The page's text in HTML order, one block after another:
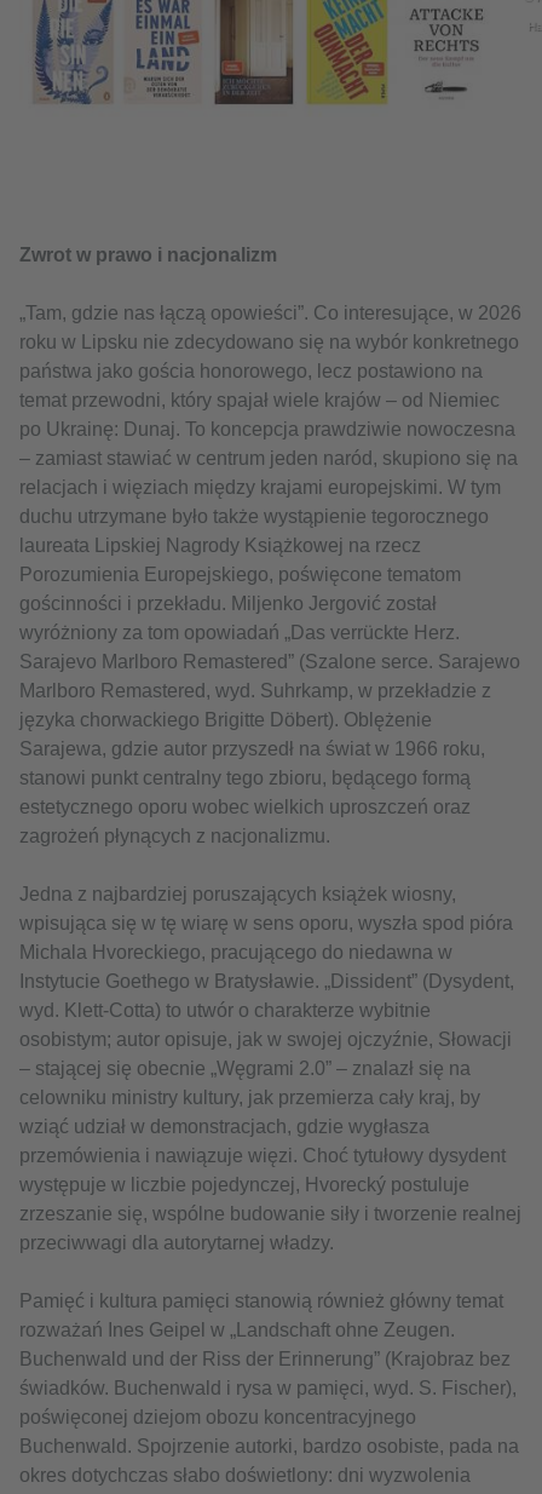
Zwrot w prawo i nacjonalizm
„Tam, gdzie nas łączą opowieści”. Co interesujące, w 2026
roku w Lipsku nie zdecydowano się na wybór konkretnego
państwa jako gościa honorowego, lecz postawiono na
temat przewodni, który spajał wiele krajów – od Niemiec
po Ukrainę: Dunaj. To koncepcja prawdziwie nowoczesna
– zamiast stawiać w centrum jeden naród, skupiono się na
relacjach i więziach między krajami europejskimi. W tym
duchu utrzymane było także wystąpienie tegorocznego
laureata Lipskiej Nagrody Książkowej na rzecz
Porozumienia Europejskiego, poświęcone tematom
gościnności i przekładu. Miljenko Jergović został
wyróżniony za tom opowiadań „Das verrückte Herz.
Sarajevo Marlboro Remastered” (Szalone serce. Sarajewo
Marlboro Remastered, wyd. Suhrkamp, w przekładzie z
języka chorwackiego Brigitte Döbert). Oblężenie
Sarajewa, gdzie autor przyszedł na świat w 1966 roku,
stanowi punkt centralny tego zbioru, będącego formą
estetycznego oporu wobec wielkich uproszczeń oraz
zagrożeń płynących z nacjonalizmu.
Jedna z najbardziej poruszających książek wiosny,
wpisująca się w tę wiarę w sens oporu, wyszła spod pióra
Michala Hvoreckiego, pracującego do niedawna w
Instytucie Goethego w Bratysławie. „Dissident” (Dysydent,
wyd. Klett-Cotta) to utwór o charakterze wybitnie
osobistym; autor opisuje, jak w swojej ojczyźnie, Słowacji
– stającej się obecnie „Węgrami 2.0” – znalazł się na
celowniku ministry kultury, jak przemierza cały kraj, by
wziąć udział w demonstracjach, gdzie wygłasza
przemówienia i nawiązuje więzi. Choć tytułowy dysydent
występuje w liczbie pojedynczej, Hvorecký postuluje
zrzeszanie się, wspólne budowanie siły i tworzenie realnej
przeciwwagi dla autorytarnej władzy.
Pamięć i kultura pamięci stanowią również główny temat
rozważań Ines Geipel w „Landschaft ohne Zeugen.
Buchenwald und der Riss der Erinnerung” (Krajobraz bez
świadków. Buchenwald i rysa w pamięci, wyd. S. Fischer),
poświęconej dziejom obozu koncentracyjnego
Buchenwald. Spojrzenie autorki, bardzo osobiste, pada na
okres dotychczas słabo doświetlony: dni wyzwolenia